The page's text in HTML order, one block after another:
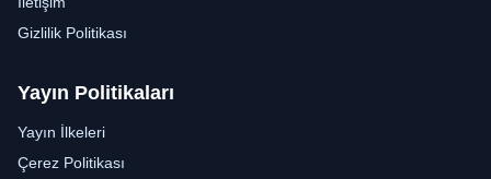
Gizlilik Politikası
Yayın Politikaları
Yayın İlkeleri
Çerez Politikası